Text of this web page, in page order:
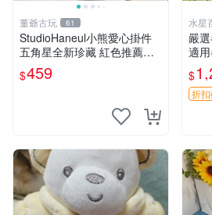
董爺古玩 61
StudioHaneul小熊愛心掛件
五角星全新珍藏 紅色推薦收
藏 玩具掛飾 掛件 新品
$459
水星
嚴
適
具
$
折